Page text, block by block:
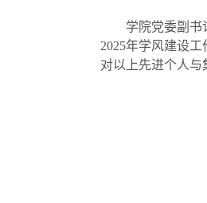
学院党委副书
2025年学风建设
对以上先进个人与